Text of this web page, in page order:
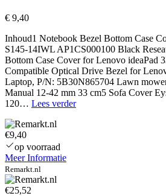
€ 9,40
Inhoud1 Notebook Bezel Bottom Case
S145-14IWL AP1CS000100 Black
Bottom Case Cover for Lenovo ideaPad
Compatible Optical Drive Bezel for
Laptop, P/N: 5B30N865704 Lawn
Manual 12-42 mm 33 cm5 Sofa Cover
120… Lees verderCompatible
€9,40
op voorraad
Meer Informatie
Remarkt.nl
€25,52